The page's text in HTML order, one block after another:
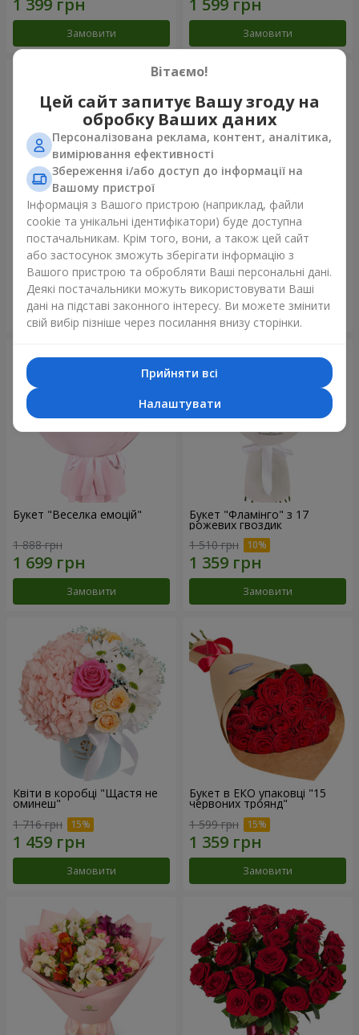
Замовити Замовити
Букет кущових троянд
1 954 грн
Замовити
Букет "Дотик кохання" +
Raffaello
1 999 грн
Замовити
Букет "Веселка емоцій"
1 888 грн
Замовити
Букет "Фламінго" з 17
рожевих гвоздик
1 510 грн
Замовити
Квіти в коробці "Щастя не
оминеш"
1 716 грн
Замовити
Букет в ЕКО упаковці "15
червоних троянд"
1 599 грн
Замовити
Вітаємо!
Цей сайт запитує Вашу згоду на
обробку Ваших даних
Персоналізована реклама, контент, аналітика,
вимірювання ефективності
Збереження і/або доступ до інформації на
Вашому пристрої
Інформація з Вашого пристрою (наприклад, файли
cookie та унікальні ідентифікатори) буде доступна
постачальникам. Крім того, вони, а також цей сайт
або застосунок зможуть зберігати інформацію з
Вашого пристрою та обробляти Ваші персональні дані.
Деякі постачальники можуть використовувати Ваші
дані на підставі законного інтересу. Ви можете змінити
свій вибір пізніше через посилання внизу сторінки.
Прийняти всі
Налаштувати